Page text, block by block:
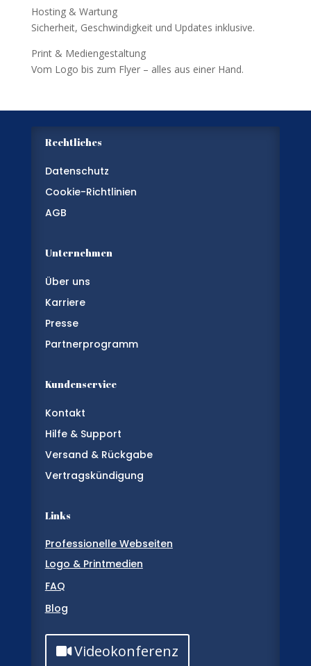
Hosting & Wartung
Sicherheit, Geschwindigkeit und Updates inklusive.
Print & Mediengestaltung
Vom Logo bis zum Flyer – alles aus einer Hand.
Rechtliches
Datenschutz
Cookie-Richtlinien
AGB
Unternehmen
Über uns
Karriere
Presse
Partnerprogramm
Kundenservice
Kontakt
Hilfe & Support
Versand & Rückgabe
Vertragskündigung
Links
Professionelle Webseiten
Logo & Printmedien
FAQ
Blog
Videokonferenz